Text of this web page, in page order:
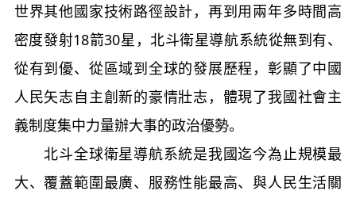
世界其他國家技術路徑設計，再到用兩年多時間高
密度發射18箭30星，北斗衛星導航系統從無到有、
從有到優、從區域到全球的發展歷程，彰顯了中國
人民矢志自主創新的豪情壯志，體現了我國社會主
義制度集中力量辦大事的政治優勢。
北斗全球衛星導航系統是我國迄今為止規模最
大、覆蓋範圍最廣、服務性能最高、與人民生活關